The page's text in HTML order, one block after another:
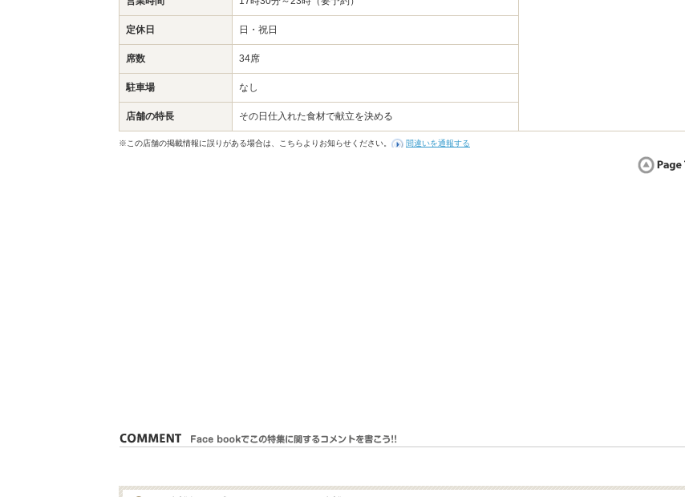
定休日 日・祝日
席数 34席
駐車場 なし
店舗の特長 その日仕入れた食材で献立を決める
※この店舗の掲載情報に誤りがある場合は、こちらよりお知らせください。 間違いを通報する